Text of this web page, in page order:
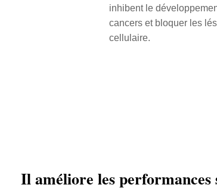
inhibent le
cancers et bloquer les
cellulaire.
Il améliore les performances